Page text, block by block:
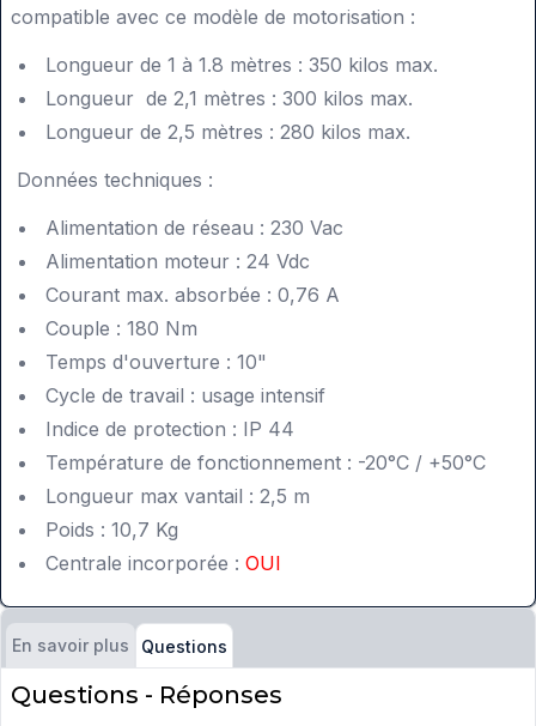
compatible avec ce modèle de motorisation :
Longueur de 1 à 1.8 mètres : 350 kilos max.
Longueur de 2,1 mètres : 300 kilos max.
Longueur de 2,5 mètres : 280 kilos max.
Données techniques :
Alimentation de réseau : 230 Vac
Alimentation moteur : 24 Vdc
Courant max. absorbée : 0,76 A
Couple : 180 Nm
Temps d'ouverture : 10"
Cycle de travail : usage intensif
Indice de protection : IP 44
Température de fonctionnement : -20°C / +50°C
Longueur max vantail : 2,5 m
Poids : 10,7 Kg
Centrale incorporée : OUI
En savoir plus Questions
Questions - Réponses